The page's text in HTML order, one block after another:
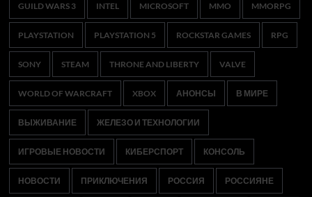
GUILD WARS 3 INTEL MICROSOFT MMO MMORPG
PLAYSTATION PLAYSTATION 5 ROCKSTAR GAMES RPG
SONY STEAM THRONE AND LIBERTY VALVE
WORLD OF WARCRAFT XBOX АНОНСЫ В МИРЕ
ВЫЖИВАНИЕ ЖЕЛЕЗО И ТЕХНОЛОГИИ
ИГРОВЫЕ НОВОСТИ КИБЕРСПОРТ КОНСОЛЬ
НОВОСТИ ПРИКЛЮЧЕНИЯ РОССИЯ РОССИЯНЕ